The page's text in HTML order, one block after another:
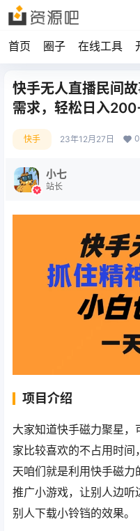
首页 圈子 在线工具
快手无人直播民间
需求，轻松日入
快手 23年12月27日 0
小七
站长
项目介绍
大家知道快手磁力聚星 ，
家比较喜欢的不占用时间，
天咱们就是利用快手磁力
推广小游戏， 让别人边听
别人下载小铃铛的效果。